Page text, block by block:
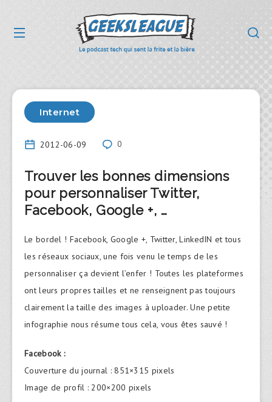
Internet
2012-06-09 0
Trouver les bonnes dimensions
pour personnaliser Twitter,
Facebook, Google +, …
Le bordel ! Facebook, Google +, Twitter, LinkedIN et tous
les réseaux sociaux, une fois venu le temps de les
personnaliser ça devient l’enfer ! Toutes les plateformes
ont leurs propres tailles et ne renseignent pas toujours
clairement la taille des images à uploader. Une petite
infographie nous résume tous cela, vous êtes sauvé !
Facebook :
Couverture du journal : 851×315 pixels
Image de profil : 200×200 pixels